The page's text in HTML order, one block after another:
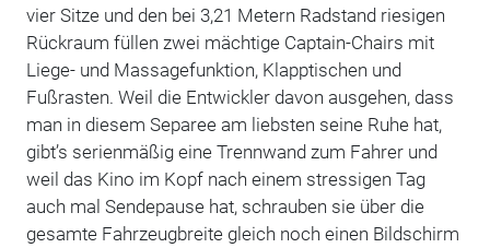
vier Sitze und den bei 3,21 Metern Radstand riesigen
Rückraum füllen zwei mächtige Captain-Chairs mit
Liege- und Massagefunktion, Klapptischen und
Fußrasten. Weil die Entwickler davon ausgehen, dass
man in diesem Separee am liebsten seine Ruhe hat,
gibt’s serienmäßig eine Trennwand zum Fahrer und
weil das Kino im Kopf nach einem stressigen Tag
auch mal Sendepause hat, schrauben sie über die
gesamte Fahrzeugbreite gleich noch einen Bildschirm